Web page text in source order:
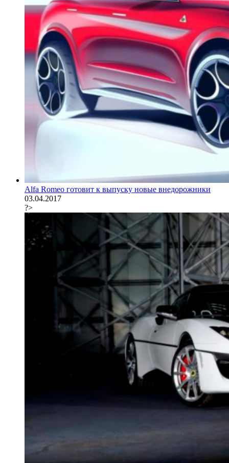
Alfa Romeo готовит к выпуску новые внедорожники
03.04.2017
?>